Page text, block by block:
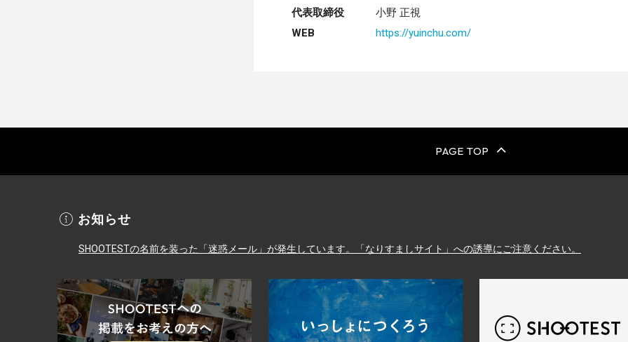
代表取締役
小野 正視
WEB
https://yuinchu.com/
PAGE TOP
お知らせ
SHOOTESTの名前を装った「迷惑メール」が発生しています。「なりすましサイト」への誘導にご注意ください。